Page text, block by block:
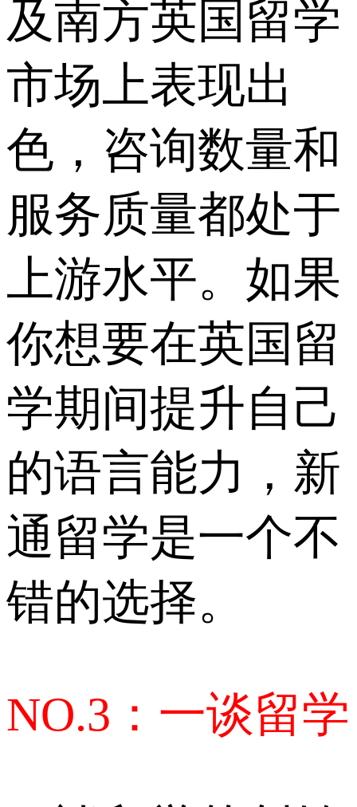
及南方英国留学
市场上表现出
色，咨询数量和
服务质量都处于
上游水平。如果
你想要在英国留
学期间提升自己
的语言能力，新
通留学是一个不
错的选择。
NO.3：一谈留学